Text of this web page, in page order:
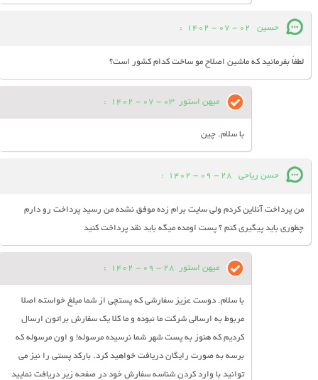
حسین 02 - 07 - 1402
:
لطفاً بفرمائید که ماشین اصلاح مو ساخت کدام کشور است؟
میهن استور 03 - 07 - 1402
:
با سلام. چین
حسن ریاحی 28 - 09 - 1402
:
من پرداخت آنلاین کردم ولی سایت برام زده موفق نشده من رسید پرداخت رو دارم
چطوری باید پیگیری کنم ؟ پست اومده میگه باید نقد پرداخت کنید
میهن استور 28 - 09 - 1402
:
با سلام. دوست عزیز سفارشی که پستچی از شما مبلغ خواسته اصلا
مربوط به ارسالی شرکت ما نبوده و ما کلا یک سفارش براتون ارسال
کردیم که هنوز به پست شهر شما نرسیده مرسوله! و اون مرسوله که
برسه به صورت رایگان دریافت خواهید کرد. بارکد پستی را نیز می
توانید با وارد کردن شناسه سفارش خود در صفحه زیر دریافت نمایید